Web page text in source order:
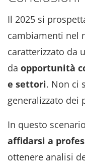
Il 2025 si
cambiamenti nel
caratterizzato da
da opportunità
e settori. Non ci
generalizzato dei
In questo
affidarsi a
ottenere analisi